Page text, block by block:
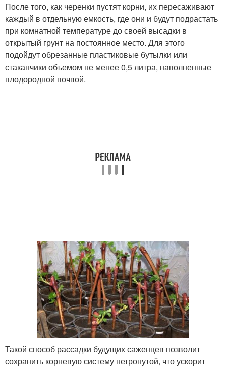
После того, как черенки пустят корни, их пересаживают
каждый в отдельную емкость, где они и будут подрастать
при комнатной температуре до своей высадки в
открытый грунт на постоянное место. Для этого
подойдут обрезанные пластиковые бутылки или
стаканчики объемом не менее 0,5 литра, наполненные
плодородной почвой.
Такой способ рассадки будущих саженцев позволит
сохранить корневую систему нетронутой, что ускорит